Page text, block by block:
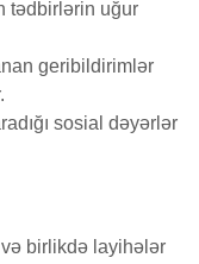
tədbirlərin uğur
geribildirimlər
sosial dəyərlər
birlikdə layihələr